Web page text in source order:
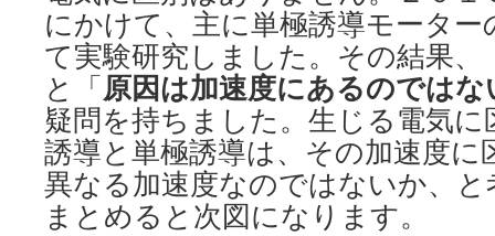
にかけて、主に単極誘導モータ
て実験研究しました。その結果、
と「 原因は加速度にあるのではな
疑問を持ちました。生じる電気
誘導と単極誘導は、その加速度に
異なる加速度なのではないか、
まとめると次図になります。